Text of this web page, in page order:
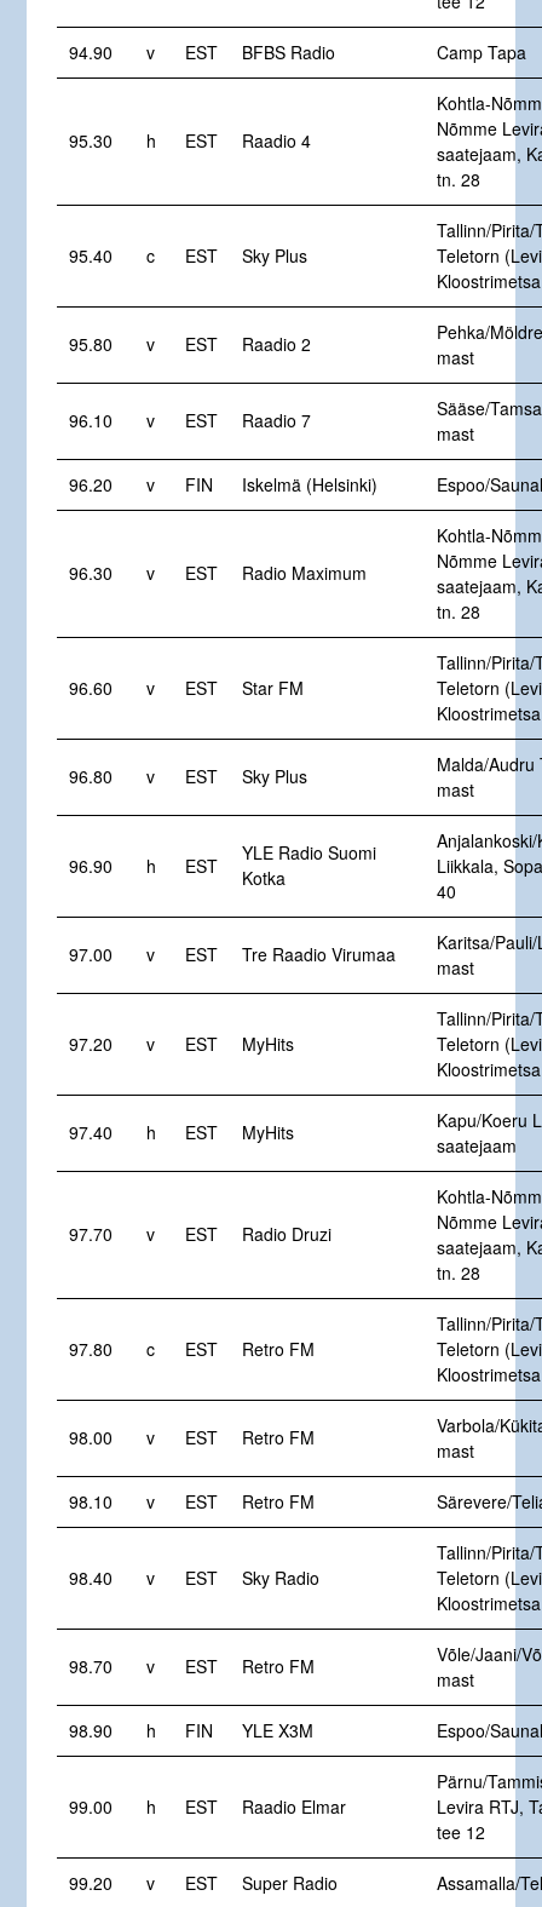
94.90 v EST BFBS Radio Camp Tapa
95.30 h EST Raadio 4
Kohtla-
Nõmme
saatejaam,
tn. 28
95.40 c EST Sky Plus
Tallinn/Pirita/
Teletorn
95.80 v EST Raadio 2
Pehka/
mast
96.10 v EST Raadio 7
Sääse/
mast
96.20 v FIN Iskelmä (Helsinki) Espoo/
96.30 v EST Radio Maximum
Kohtla-
Nõmme
saatejaam,
tn. 28
96.60 v EST Star FM
Tallinn/Pirita/
Teletorn
96.80 v EST Sky Plus
Malda/Audru
mast
96.90 h EST
YLE Radio Suomi
Kotka
Liikkala,
40
97.00 v EST Tre Raadio Virumaa
Karitsa/
mast
97.20 v EST MyHits
Tallinn/Pirita/
Teletorn
97.40 h EST MyHits
Kapu/Koeru
saatejaam
97.70 v EST Radio Druzi
Kohtla-
Nõmme
saatejaam,
tn. 28
97.80 c EST Retro FM
Tallinn/Pirita/
Teletorn
98.00 v EST Retro FM
Varbola/
mast
98.10 v EST Retro FM Särevere/
98.40 v EST Sky Radio
Tallinn/Pirita/
Teletorn
98.70 v EST Retro FM
Võle/Jaani/
mast
98.90 h FIN YLE X3M Espoo/
99.00 h EST Raadio Elmar
Pärnu/
Levira RTJ,
tee 12
99.20 v EST Super Radio Assamalla/